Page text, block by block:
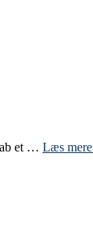
et … Læs mere